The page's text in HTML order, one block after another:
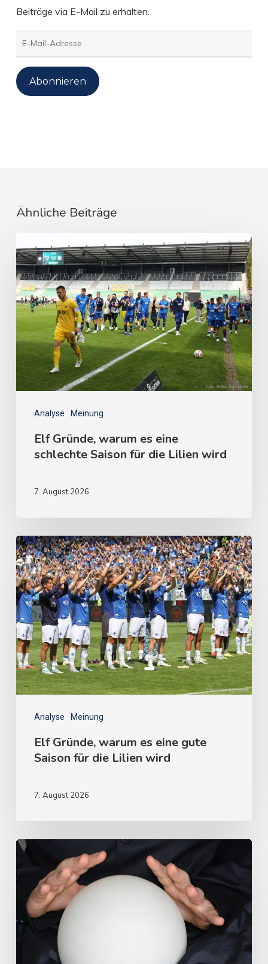
Beiträge via E-Mail zu erhalten.
E-
Mail-
Adresse
Abonnieren
Ähnliche Beiträge
Analyse Meinung
Elf Gründe, warum es eine
schlechte Saison für die Lilien wird
7. August 2026
Analyse Meinung
Elf Gründe, warum es eine gute
Saison für die Lilien wird
7. August 2026